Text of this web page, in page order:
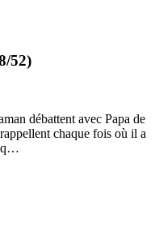
52)
débattent avec Papa de
chaque fois où il a
…